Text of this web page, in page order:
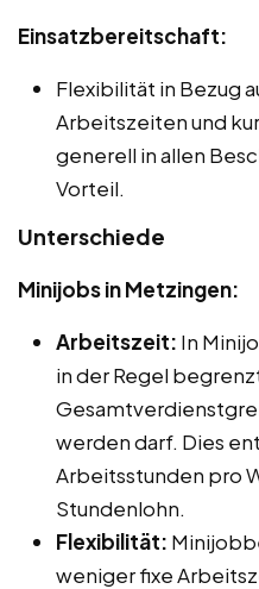
Einsatzbereitschaft:
Flexibilität in Bezug
Arbeitszeiten und
generell in allen
Vorteil.
Unterschiede
Minijobs in Metzingen:
Arbeitszeit: In
in der Regel
werden darf. Dies
Arbeitsstunden pro
Stundenlohn.
Flexibilität:
weniger fixe